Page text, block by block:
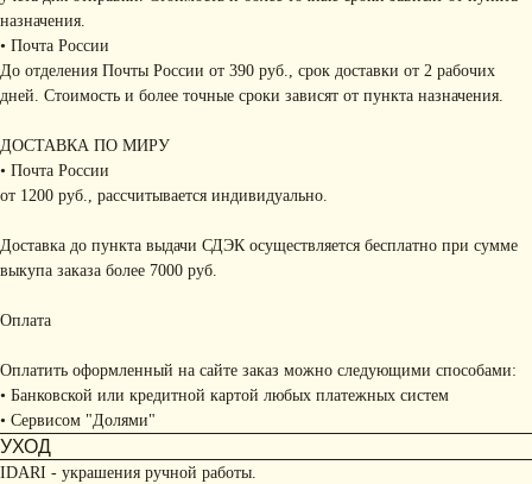
назначения.
• Почта России
До отделения Почты России от 390 руб., срок доставки от 2 рабочих
дней. Стоимость и более точные сроки зависят от пункта назначения.
ДОСТАВКА ПО МИРУ
• Почта России
от 1200 руб., рассчитывается индивидуально.
Доставка до пункта выдачи СДЭК осуществляется бесплатно при сумме
выкупа заказа более 7000 руб.
Оплата
Оплатить оформленный на сайте заказ можно следующими способами:
• Банковской или кредитной картой любых платежных систем
• Сервисом "Долями"
УХОД
IDARI - украшения ручной работы.